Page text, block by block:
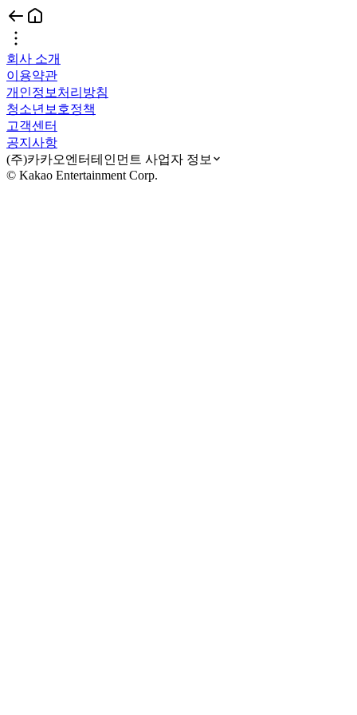
회사 소개
이용약관
개인정보처리방침
청소년보호정책
고객센터
공지사항
(주)카카오엔터테인먼트 사업자 정보
© Kakao Entertainment Corp.